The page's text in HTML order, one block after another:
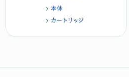
本体
カートリッジ